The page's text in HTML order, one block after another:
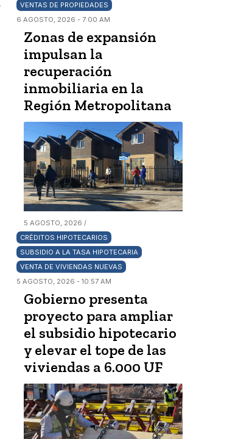
VENTAS DE PROPIEDADES
6 AGOSTO, 2026 - 7:00 AM
Zonas de expansión
impulsan la
recuperación
inmobiliaria en la
Región Metropolitana
5 AGOSTO, 2026 /
CRÉDITOS HIPOTECARIOS
SUBSIDIO A LA TASA HIPOTECARIA
VENTA DE VIVIENDAS NUEVAS
5 AGOSTO, 2026 - 10:57 AM
Gobierno presenta
proyecto para ampliar
el subsidio hipotecario
y elevar el tope de las
viviendas a 6.000 UF